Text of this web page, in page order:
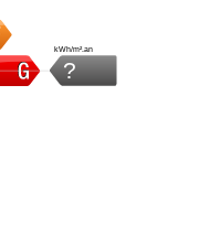
?
kWh/m².an